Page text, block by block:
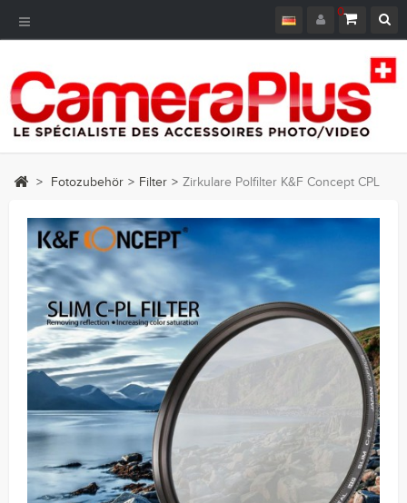
0
Toggle
Navigation
> Fotozubehör > Filter > Zirkulare Polfilter K&F Concept CPL